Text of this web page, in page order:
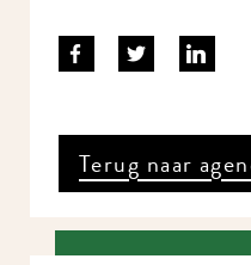
Terug naar